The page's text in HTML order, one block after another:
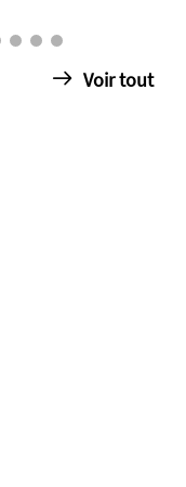
Voir tout